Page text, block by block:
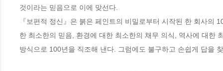
것이라는 믿음으로 이에 맞선다.
『보편적 정신』은 붉은 페인트의 비밀로부터 시작된 한 회사의
한 최소한의 믿음, 환경에 대한 최소한의 채무 의식, 역사에 대한
방식으로 100년을 직조해 낸다. 그럼에도 불구하고 손쉽게 답을